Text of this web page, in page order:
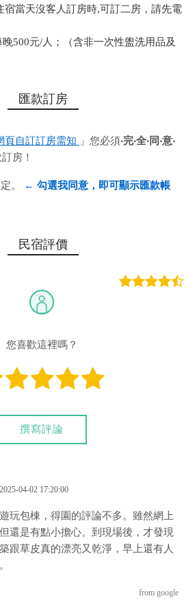
當天沒客人訂房時,可訂二房，請先電
500元/人；（含非一次性盥洗用品及
匯款訂房
頁自訂訂房需知 」您必須‧完‧全‧同‧意‧
房！
。
← 勾選我同意，即可顯示匯款帳
行 代號：007 帳號：75350068461
只是方便網友直接連結，並不代表民
卡付款服務：
前請先與民宿確認金額及手續費。)
與業者連絡喔！
民宿評價
您喜歡這裡嗎？
撰寫評論
2025-04-02 17:20:00
玩包棟，得園的評論不多。雖然網上
還是有點小擔心。到現場後，才發現
跟草皮真的漂亮又乾淨，早上還有人
from google